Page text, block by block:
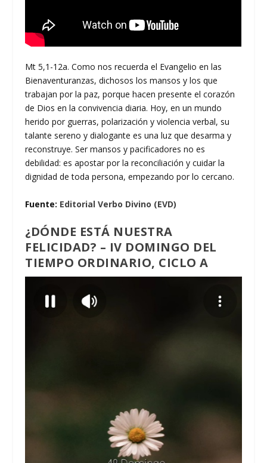
Mt 5,1-12a. Como nos recuerda el Evangelio en las
Bienaventuranzas, dichosos los mansos y los que
trabajan por la paz, porque hacen presente el corazón
de Dios en la convivencia diaria. Hoy, en un mundo
herido por guerras, polarización y violencia verbal, su
talante sereno y dialogante es una luz que desarma y
reconstruye. Ser mansos y pacificadores no es
debilidad: es apostar por la reconciliación y cuidar la
dignidad de toda persona, empezando por lo cercano.
Fuente: Editorial Verbo Divino (EVD)
¿DÓNDE ESTÁ NUESTRA
FELICIDAD? – IV DOMINGO DEL
TIEMPO ORDINARIO, CICLO A